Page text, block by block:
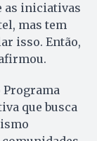
as iniciativas
mas tem
isso. Então,
Programa
que busca